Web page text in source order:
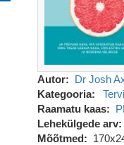
Autor
Dr Josh
Kategooria
Raamatu kaas
Lehekülgede arv
Mõõtmed